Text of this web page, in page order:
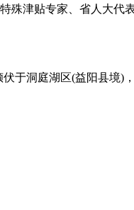
殊津贴专家、省人大代
于洞庭湖区(益阳县境)